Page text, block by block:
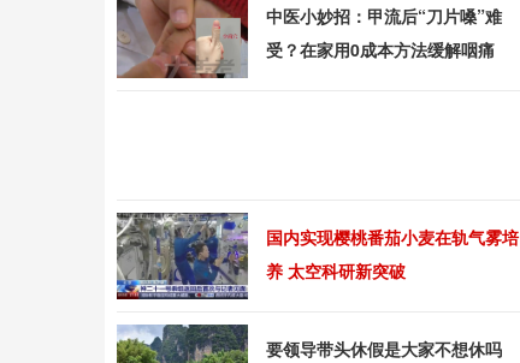
中医小妙招：甲流后“刀片嗓”难
受？在家用0成本方法缓解咽痛
国内实现樱桃番茄小麦在轨气雾培
养 太空科研新突破
要领导带头休假是大家不想休吗